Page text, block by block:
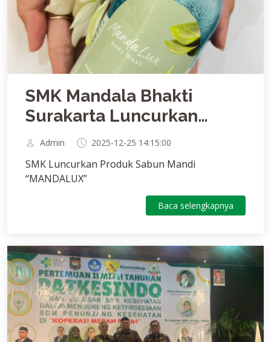
SMK Mandala Bhakti
Surakarta Luncurkan
Produk Sabun Mandi
“MANDALUX” Melalui
Program Kreatif
Kewirausahaan
Admin 2025-12-25 14:15:00
SMK Luncurkan Produk Sabun Mandi
“MANDALUX”
Baca selengkapnya